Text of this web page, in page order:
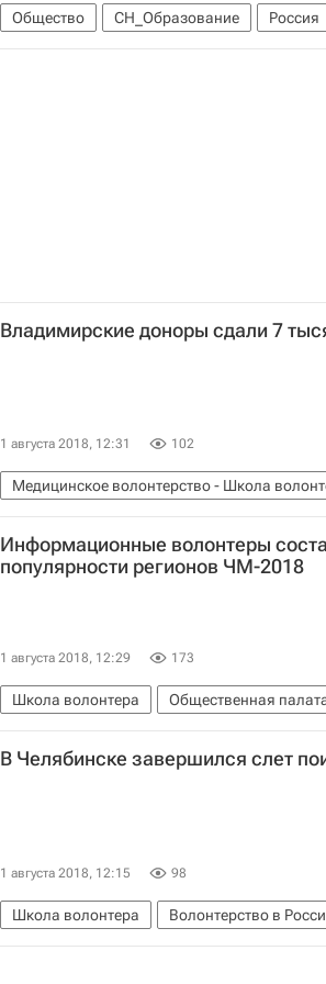
Общество СН_Образование Россия
Владимирские доноры сдали 7
1 августа 2018, 12:31 102
Медицинское волонтерство - Школа
Владимирская область
Волонтерство в
Информационные волонтеры
популярности регионов ЧМ-2018
1 августа 2018, 12:29 173
Школа волонтера Общественная
В Челябинске завершился слет
1 августа 2018, 12:15 98
Школа волонтера Волонтерство в